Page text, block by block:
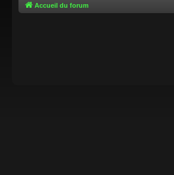
Accueil du forum